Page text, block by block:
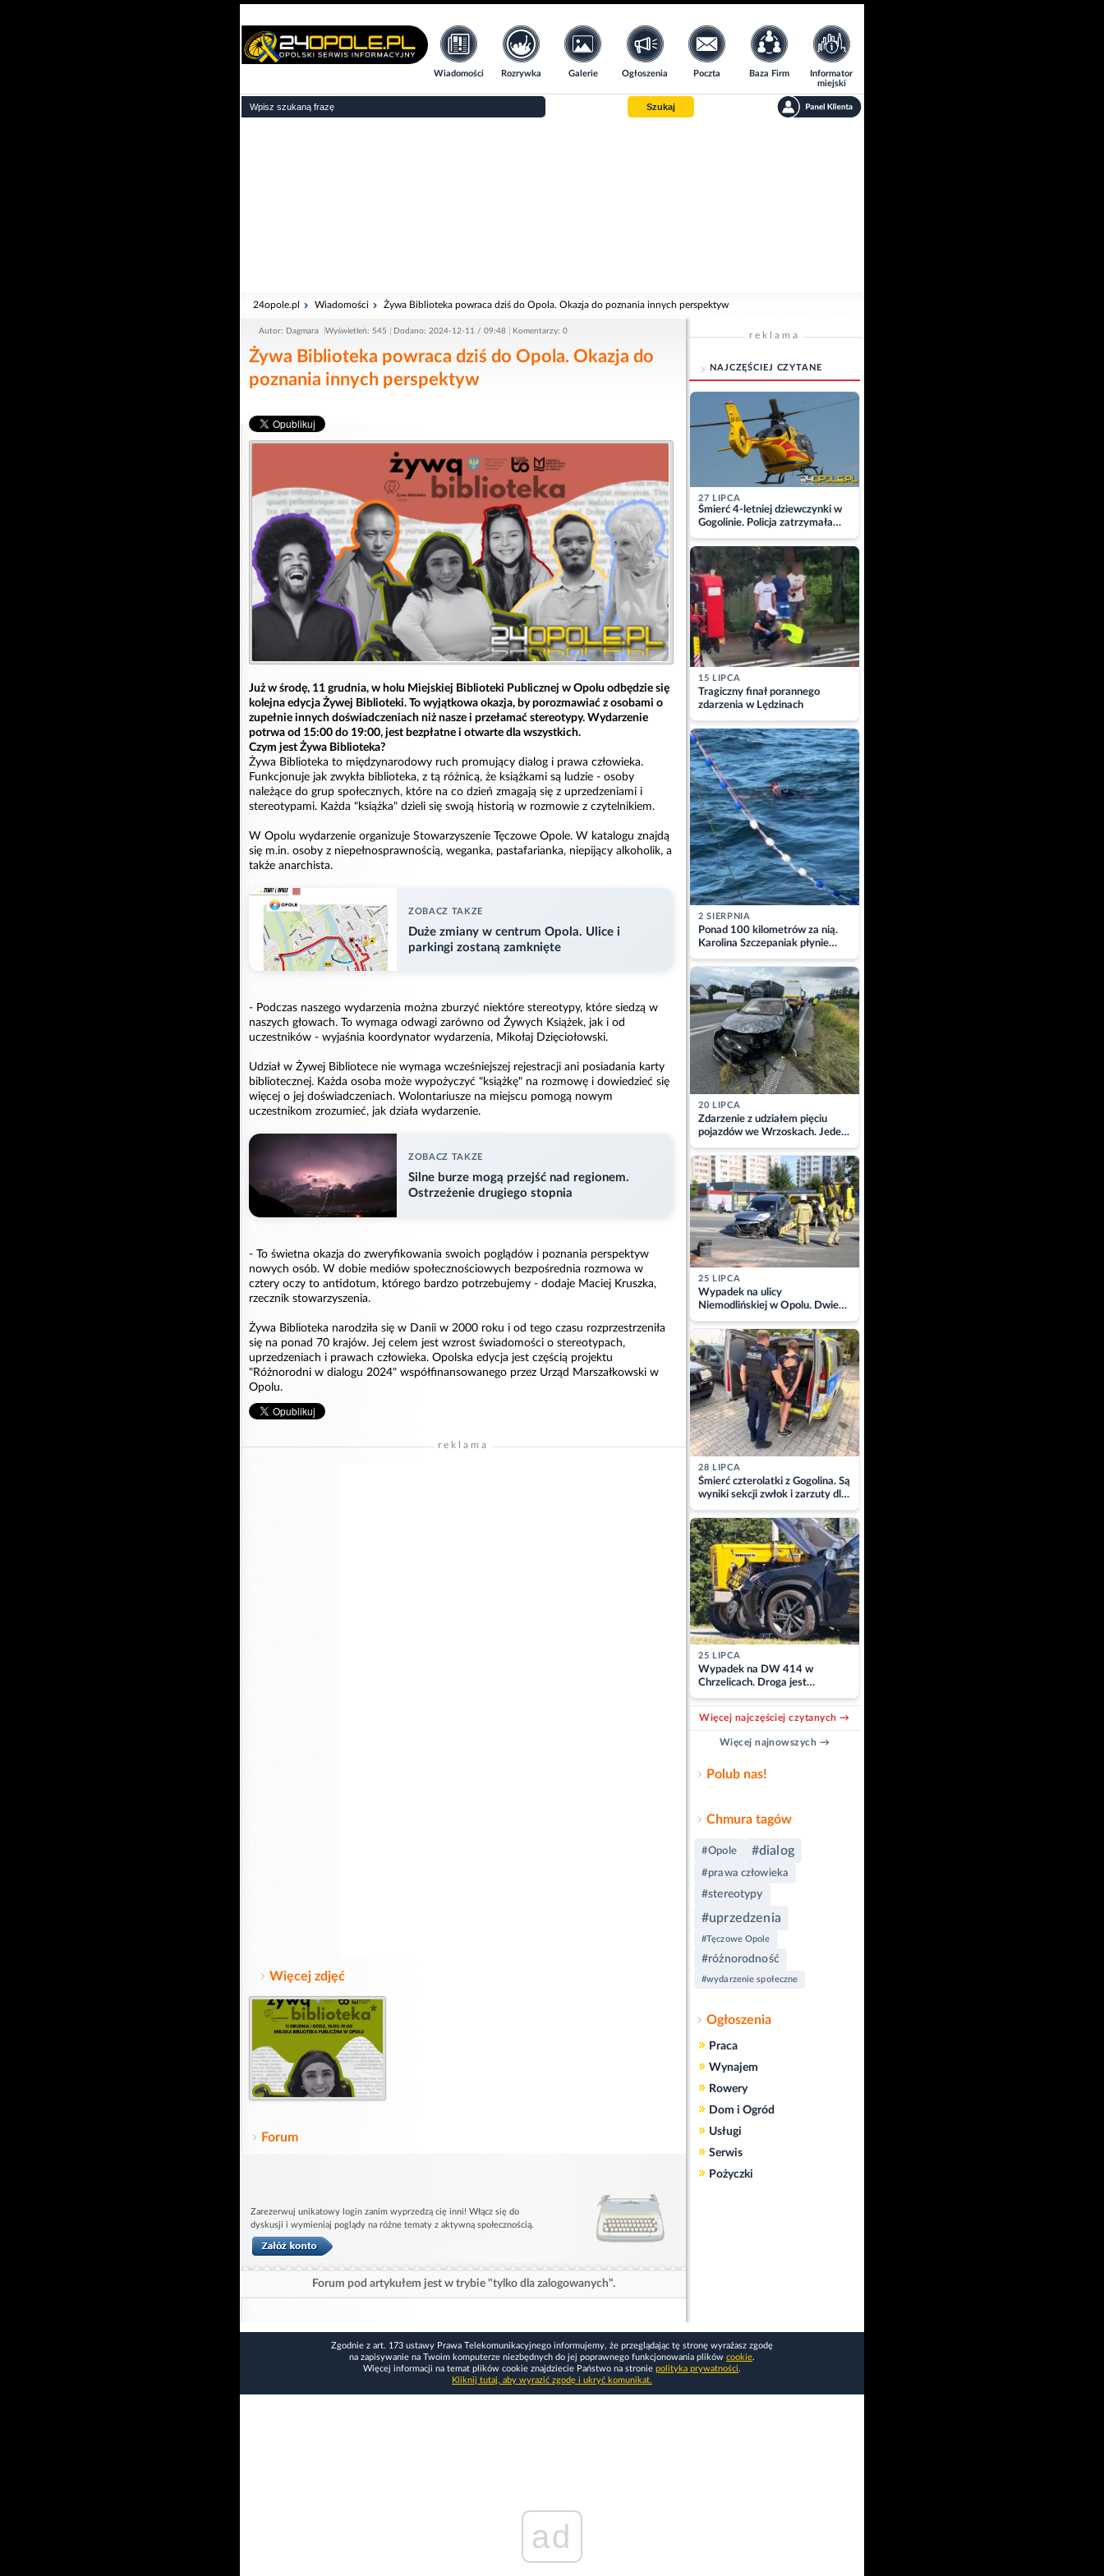
Wiadomości Rozrywka Galerie Ogłoszenia Poczta Baza Firm
Informator
miejski
Szukaj
24opole.pl Wiadomości Żywa Biblioteka powraca dziś do Opola. Okazja do poznania innych perspektyw
Autor: Dagmara Wyświetleń: 545 Dodano: 2024-12-11 / 09:48 Komentarzy: 0
Żywa Biblioteka powraca dziś do Opola. Okazja do
poznania innych perspektyw
Już w środę, 11 grudnia, w holu Miejskiej Biblioteki Publicznej w Opolu odbędzie się
kolejna edycja Żywej Biblioteki. To wyjątkowa okazja, by porozmawiać z osobami o
zupełnie innych doświadczeniach niż nasze i przełamać stereotypy. Wydarzenie
potrwa od 15:00 do 19:00, jest bezpłatne i otwarte dla wszystkich.
Czym jest Żywa Biblioteka?
Żywa Biblioteka to międzynarodowy ruch promujący dialog i prawa człowieka.
Funkcjonuje jak zwykła biblioteka, z tą różnicą, że książkami są ludzie - osoby
należące do grup społecznych, które na co dzień zmagają się z uprzedzeniami i
stereotypami. Każda "książka" dzieli się swoją historią w rozmowie z czytelnikiem.
W Opolu wydarzenie organizuje Stowarzyszenie Tęczowe Opole. W katalogu znajdą
się m.in. osoby z niepełnosprawnością, weganka, pastafarianka, niepijący alkoholik, a
także anarchista.
ZOBACZ TAKZE
Duże zmiany w centrum Opola. Ulice i
parkingi zostaną zamknięte
- Podczas naszego wydarzenia można zburzyć niektóre stereotypy, które siedzą w
naszych głowach. To wymaga odwagi zarówno od Żywych Książek, jak i od
uczestników - wyjaśnia koordynator wydarzenia, Mikołaj Dzięciołowski.
Udział w Żywej Bibliotece nie wymaga wcześniejszej rejestracji ani posiadania karty
bibliotecznej. Każda osoba może wypożyczyć "książkę" na rozmowę i dowiedzieć się
więcej o jej doświadczeniach. Wolontariusze na miejscu pomogą nowym
uczestnikom zrozumieć, jak działa wydarzenie.
ZOBACZ TAKZE
Silne burze mogą przejść nad regionem.
Ostrzeżenie drugiego stopnia
- To świetna okazja do zweryfikowania swoich poglądów i poznania perspektyw
nowych osób. W dobie mediów społecznościowych bezpośrednia rozmowa w
cztery oczy to antidotum, którego bardzo potrzebujemy - dodaje Maciej Kruszka,
rzecznik stowarzyszenia.
Żywa Biblioteka narodziła się w Danii w 2000 roku i od tego czasu rozprzestrzeniła
się na ponad 70 krajów. Jej celem jest wzrost świadomości o stereotypach,
uprzedzeniach i prawach człowieka. Opolska edycja jest częścią projektu
"Różnorodni w dialogu 2024" współfinansowanego przez Urząd Marszałkowski w
Opolu.
reklama
Więcej zdjęć
Forum
Zarezerwuj unikatowy login zanim wyprzedzą cię inni! Włącz się do
dyskusji i wymieniaj poglądy na różne tematy z aktywną społecznością.
Forum pod artykułem jest w trybie "tylko dla zalogowanych".
reklama
NAJCZĘŚCIEJ CZYTANE
27 LIPCA
Śmierć 4-letniej dziewczynki w
Gogolinie. Policja zatrzymała
matkę
15 LIPCA
Tragiczny finał porannego
zdarzenia w Lędzinach
2 SIERPNIA
Ponad 100 kilometrów za nią.
Karolina Szczepaniak płynie
przez Bałtyk dla Piotra.
Aktualizacja
20 LIPCA
Zdarzenie z udziałem pięciu
pojazdów we Wrzoskach. Jeden
z kierowców zabrany w
kajdankach
25 LIPCA
Wypadek na ulicy
Niemodlińskiej w Opolu. Dwie
osoby w szpitalu
28 LIPCA
Śmierć czterolatki z Gogolina. Są
wyniki sekcji zwłok i zarzuty dla
matki
25 LIPCA
Wypadek na DW 414 w
Chrzelicach. Droga jest
zablokowana
Więcej najczęściej czytanych →
Więcej najnowszych →
Polub nas!
Chmura tagów
#Opole #dialog
#prawa człowieka
#stereotypy
#uprzedzenia
#Tęczowe Opole
#różnorodność
#wydarzenie społeczne
Ogłoszenia
» Praca
» Wynajem
» Rowery
» Dom i Ogród
» Usługi
» Serwis
» Pożyczki
Zgodnie z art. 173 ustawy Prawa Telekomunikacyjnego informujemy, że przeglądając tę stronę wyrażasz zgodę
na zapisywanie na Twoim komputerze niezbędnych do jej poprawnego funkcjonowania plików cookie.
Więcej informacji na temat plików cookie znajdziecie Państwo na stronie polityka prywatności.
Kliknij tutaj, aby wyrazić zgodę i ukryć komunikat.
ad